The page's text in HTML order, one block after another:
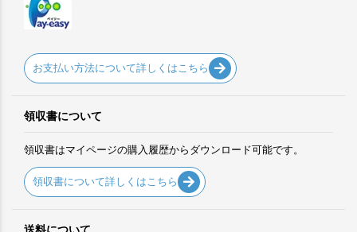
お支払い方法について詳しくはこちら
領収書について
領収書はマイページの購入履歴からダウンロード可能です。
領収書について詳しくはこちら